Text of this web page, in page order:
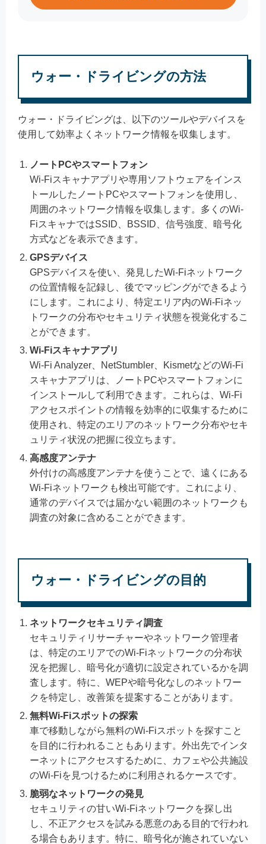
ウォー・ドライビングの方法
ウォー・ドライビングは、以下のツールやデバイスを
使用して効率よくネットワーク情報を収集します。
ノートPCやスマートフォン
Wi-Fiスキャナアプリや専用ソフトウェアをインス
トールしたノートPCやスマートフォンを使用し、
周囲のネットワーク情報を収集します。多くのWi-
FiスキャナではSSID、BSSID、信号強度、暗号化
方式などを表示できます。
GPSデバイス
GPSデバイスを使い、発見したWi-Fiネットワーク
の位置情報を記録し、後でマッピングができるよう
にします。これにより、特定エリア内のWi-Fiネッ
トワークの分布やセキュリティ状態を視覚化するこ
とができます。
Wi-Fiスキャナアプリ
Wi-Fi Analyzer、NetStumbler、KismetなどのWi-Fi
スキャナアプリは、ノートPCやスマートフォンに
インストールして利用できます。これらは、Wi-Fi
アクセスポイントの情報を効率的に収集するために
使用され、特定のエリアのネットワーク分布やセキ
ュリティ状況の把握に役立ちます。
高感度アンテナ
外付けの高感度アンテナを使うことで、遠くにある
Wi-Fiネットワークも検出可能です。これにより、
通常のデバイスでは届かない範囲のネットワークも
調査の対象に含めることができます。
ウォー・ドライビングの目的
ネットワークセキュリティ調査
セキュリティリサーチャーやネットワーク管理者
は、特定のエリアでのWi-Fiネットワークの分布状
況を把握し、暗号化が適切に設定されているかを調
査します。特に、WEPや暗号化なしのネットワー
クを特定し、改善策を提案することがあります。
無料Wi-Fiスポットの探索
車で移動しながら無料のWi-Fiスポットを探すこと
を目的に行われることもあります。外出先でインタ
ーネットにアクセスするために、カフェや公共施設
のWi-Fiを見つけるために利用されるケースです。
脆弱なネットワークの発見
セキュリティの甘いWi-Fiネットワークを探し出
し、不正アクセスを試みる悪意のある目的で行われ
る場合もあります。特に、暗号化が施されていない